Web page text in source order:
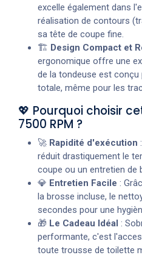
excelle également dans
réalisation de contours
sa tête de coupe fine.
🏗️ Design Compact et
ergonomique offre une
de la tondeuse est
totale, même pour les
💖 Pourquoi choisir
7500 RPM ?
🚀 Rapidité d'exécution
réduit drastiquement le
coupe ou un entretien de
💎 Entretien Facile :
la brosse incluse, le
secondes pour une
🎁 Le Cadeau Idéal :
performante, c'est
toute trousse de toilette